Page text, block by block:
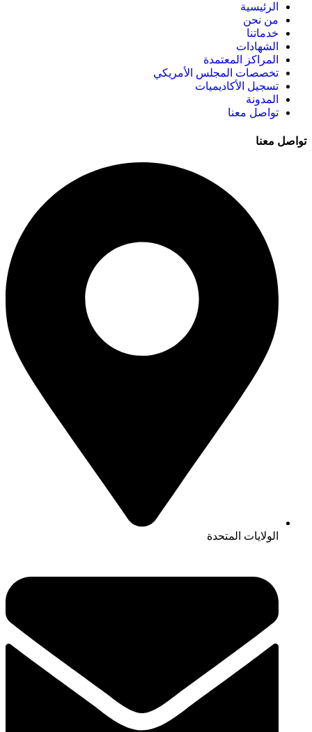
الرئيسية
من نحن
خدماتنا
الشهادات
المراكز المعتمدة
تخصصات المجلس الأمريكي
تسجيل الأكاديميات
المدونة
تواصل معنا
تواصل معنا
الولايات المتحدة